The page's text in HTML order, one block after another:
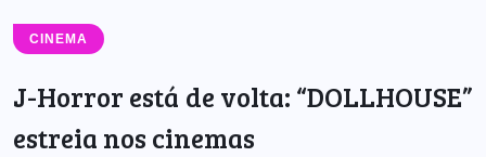
CINEMA
J-Horror está de volta: “DOLLHOUSE”
estreia nos cinemas